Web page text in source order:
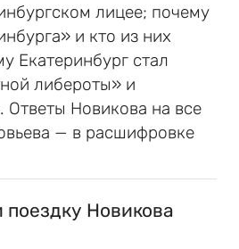
лицее; почему
и кто из них
Екатеринбург стал
либероты» и
Ответы Новикова на все
— в расшифровке
Новикова